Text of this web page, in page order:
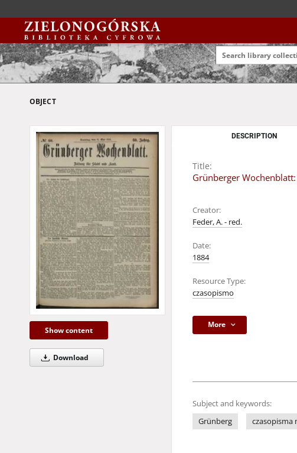
OBJECT
Show content
Download
DESCRIPTION
Title:
Grünberger
Creator:
Feder, A. - red.
Date:
1884
Resource Type:
czasopismo
More
Subject and keywords:
Grünberg
czasopisma